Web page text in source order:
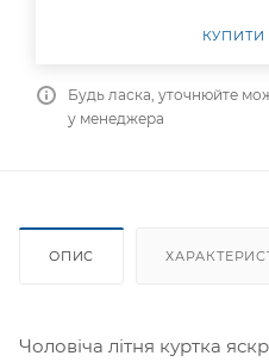
КУПИТИ
Будь ласка, уточнюйте
у менеджера
ОПИС
Чоловіча літня куртка